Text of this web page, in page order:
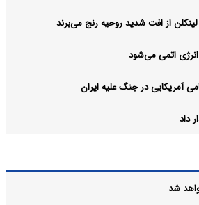
لینکلن از افت شدید روحیه رنج می‌برند
اتمی می‌شود
در جنگ علیه ایران
داد
شد